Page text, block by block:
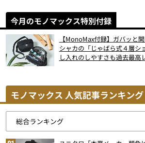
今月のモノマックス特別付録
【MonoMax付録】ガバッと
シャカの「じゃばら式４層シ
し入れのしやすさも過去最高
モノマックス 人気記事ランキング